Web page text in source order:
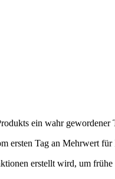
ein wahr gewordener
ersten Tag an
erstellt wird, um